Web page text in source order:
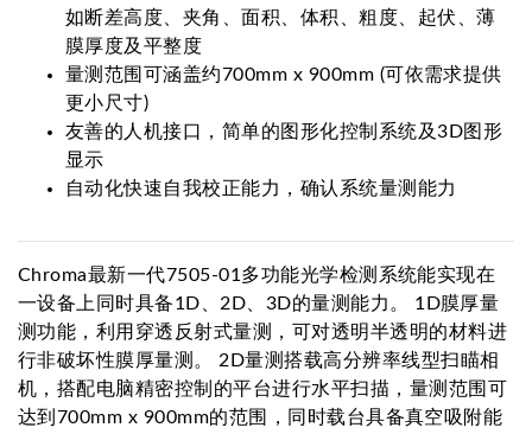
如断差高度、夹角、面积、体积、粗度、起伏、薄
膜厚度及平整度
量测范围可涵盖约700mm x 900mm (可依需求提供
更小尺寸)
友善的人机接口，简单的图形化控制系统及3D图形
显示
自动化快速自我校正能力，确认系统量测能力
Chroma最新一代7505-01多功能光学检测系统能实现在
一设备上同时具备1D、2D、3D的量测能力。 1D膜厚量
测功能，利用穿透反射式量测，可对透明半透明的材料进
行非破坏性膜厚量测。 2D量测搭载高分辨率线型扫瞄相
机，搭配电脑精密控制的平台进行水平扫描，量测范围可
达到700mm x 900mm的范围，同时载台具备真空吸附能